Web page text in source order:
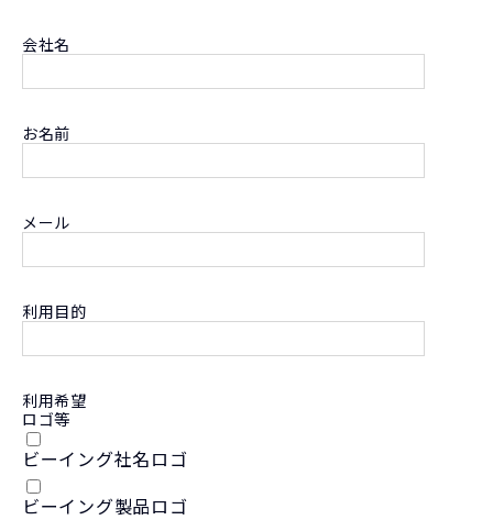
会社名
お名前
メール
利用目的
利用希望
ロゴ等
ビーイング社名ロゴ
ビーイング製品ロゴ